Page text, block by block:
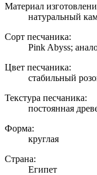
Материал
натуральный
Сорт песчаника:
Pink Abyss;
Цвет песчаника:
стабильный
Текстура песчаника:
постоянная
Форма:
круглая
Страна:
Египет